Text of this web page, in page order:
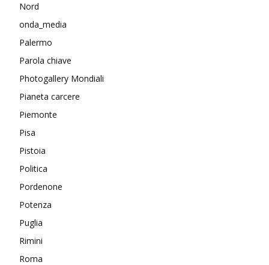
Nord
onda_media
Palermo
Parola chiave
Photogallery Mondiali
Pianeta carcere
Piemonte
Pisa
Pistoia
Politica
Pordenone
Potenza
Puglia
Rimini
Roma